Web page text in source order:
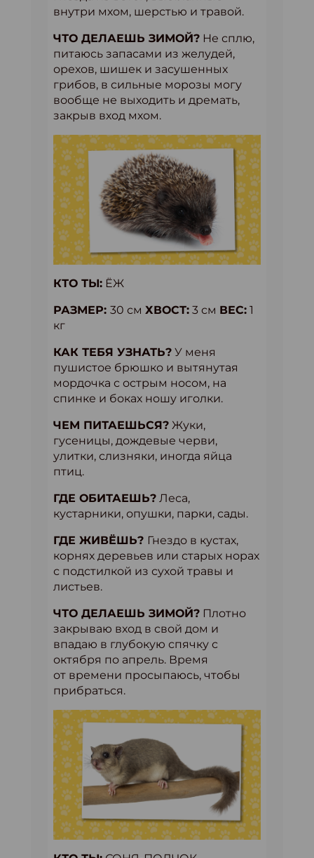
внутри мхом, шерстью и травой.
ЧТО ДЕЛАЕШЬ ЗИМОЙ? Не сплю,
питаюсь запасами из желудей,
орехов, шишек и засушенных
грибов, в сильные морозы могу
вообще не выходить и дремать,
закрыв вход мхом.
КТО ТЫ: ЁЖ
РАЗМЕР: 30 см ХВОСТ: 3 см ВЕС: 1
кг
КАК ТЕБЯ УЗНАТЬ? У меня
пушистое брюшко и вытянутая
мордочка с острым носом, на
спинке и боках ношу иголки.
ЧЕМ ПИТАЕШЬСЯ? Жуки,
гусеницы, дождевые черви,
улитки, слизняки, иногда яйца
птиц.
ГДЕ ОБИТАЕШЬ? Леса,
кустарники, опушки, парки, сады.
ГДЕ ЖИВЁШЬ? Гнездо в кустах,
корнях деревьев или старых норах
с подстилкой из сухой травы и
листьев.
ЧТО ДЕЛАЕШЬ ЗИМОЙ? Плотно
закрываю вход в свой дом и
впадаю в глубокую спячку с
октября по апрель. Время
от времени просыпаюсь, чтобы
прибраться.